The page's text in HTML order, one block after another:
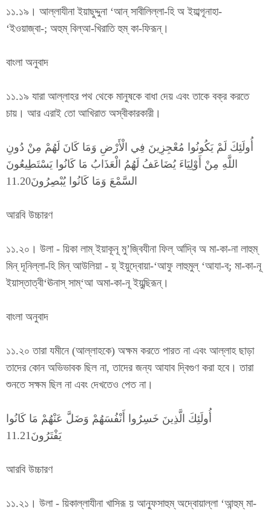
১১.১৯। আল্লাযীনা ইয়াছুদ্দুনা ‘আন্ সাবীলিল্লা-হি অ ইয়াব্গূনাহা-
‘ইওয়াজ্বা-; অহুম্ বিল্আ-খিরাতি হুম্ কা-ফিরূন্।
বাংলা অনুবাদ
১১.১৯ যারা আল্লাহর পথ থেকে মানুষকে বাধা দেয় এবং তাকে বক্র করতে
চায়। আর এরাই তো আখিরাত অস্বীকারকারী।
أُولَئِكَ لَمْ يَكُونُوا مُعْجِزِينَ فِي الْأَرْضِ وَمَا كَانَ لَهُمْ مِنْ دُونِ
اللَّهِ مِنْ أَوْلِيَاءَ يُضَاعَفُ لَهُمُ الْعَذَابُ مَا كَانُوا يَسْتَطِيعُونَ
السَّمْعَ وَمَا كَانُوا يُبْصِرُونَ11.20
আরবি উচ্চারণ
১১.২০। উলা - য়িকা লাম্ ইয়াকূনূ মু’জ্বিযীনা ফিল্ র্আদ্বি অ মা-কা-না লাহুম্
মিন্ দূনিল্লা-হি মিন্ আউলিয়া - য়্ ইয়ুদ্বোয়া-‘আফু লাহুমুল্ ‘আযা-ব্; মা-কা-নূ
ইয়াস্তাত্বী‘ঊনাস্ সাম্‘আ অমা-কা-নূ ইয়ুব্ছিরূন্।
বাংলা অনুবাদ
১১.২০ তারা যমীনে (আল্লাহকে) অক্ষম করতে পারত না এবং আল্লাহ ছাড়া
তাদের কোন অভিভাবক ছিল না, তাদের জন্য আযাব দ্বিগুণ করা হবে। তারা
শুনতে সক্ষম ছিল না এবং দেখতেও পেত না।
أُولَئِكَ الَّذِينَ خَسِرُوا أَنْفُسَهُمْ وَضَلَّ عَنْهُمْ مَا كَانُوا
يَفْتَرُونَ11.21
আরবি উচ্চারণ
১১.২১। উলা - য়িকাল্লাযীনা খাসিরূ য় আন্ফুসাহুম্ অদ্বোয়াল্লা ‘আন্হুম্ মা-